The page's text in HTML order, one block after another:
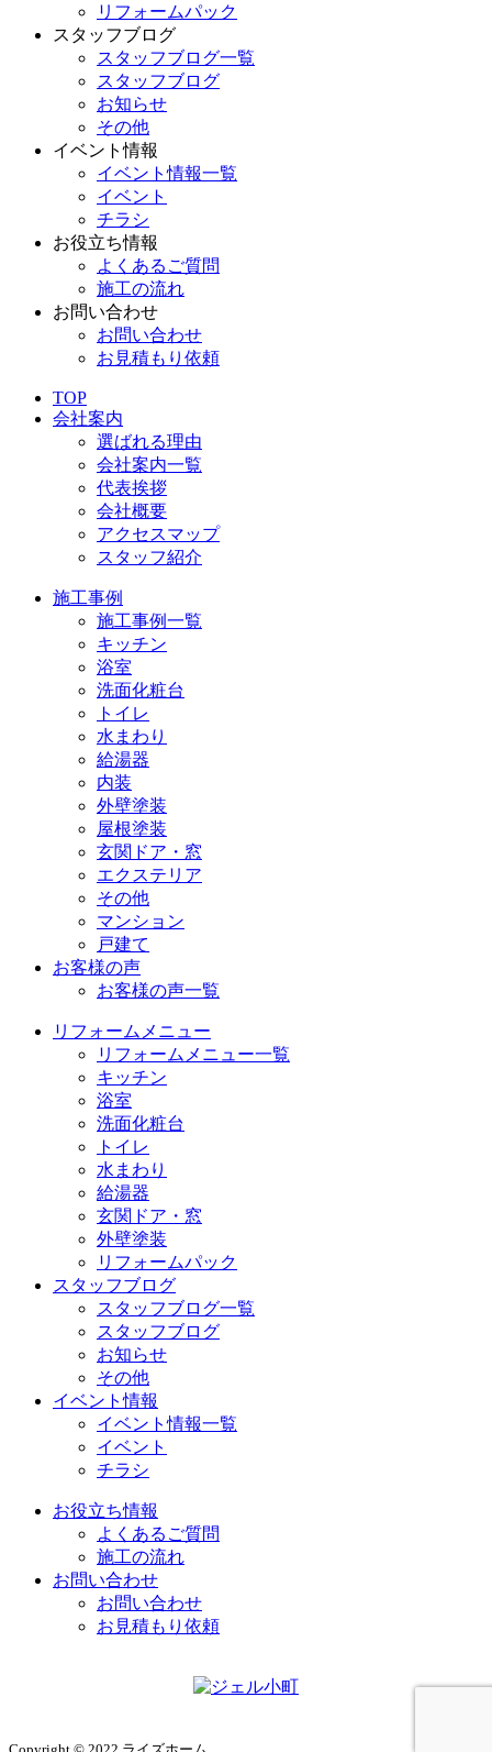
リフォームパック
スタッフブログ
スタッフブログ一覧
スタッフブログ
お知らせ
その他
イベント情報
イベント情報一覧
イベント
チラシ
お役立ち情報
よくあるご質問
施工の流れ
お問い合わせ
お問い合わせ
お見積もり依頼
TOP
会社案内
選ばれる理由
会社案内一覧
代表挨拶
会社概要
アクセスマップ
スタッフ紹介
施工事例
施工事例一覧
キッチン
浴室
洗面化粧台
トイレ
水まわり
給湯器
内装
外壁塗装
屋根塗装
玄関ドア・窓
エクステリア
その他
マンション
戸建て
お客様の声
お客様の声一覧
リフォームメニュー
リフォームメニュー一覧
キッチン
浴室
洗面化粧台
トイレ
水まわり
給湯器
玄関ドア・窓
外壁塗装
リフォームパック
スタッフブログ
スタッフブログ一覧
スタッフブログ
お知らせ
その他
イベント情報
イベント情報一覧
イベント
チラシ
お役立ち情報
よくあるご質問
施工の流れ
お問い合わせ
お問い合わせ
お見積もり依頼